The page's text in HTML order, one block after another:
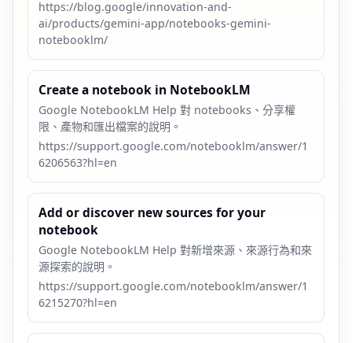
https://blog.google/innovation-and-
ai/products/gemini-app/notebooks-gemini-
notebooklm/
Create a notebook in NotebookLM
Google NotebookLM Help 對 notebooks、分享權
限、產物和匯出檔案的說明。
https://support.google.com/notebooklm/answer/1
6206563?hl=en
Add or discover new sources for your
notebook
Google NotebookLM Help 對新增來源、來源行為和來
源探索的說明。
https://support.google.com/notebooklm/answer/1
6215270?hl=en